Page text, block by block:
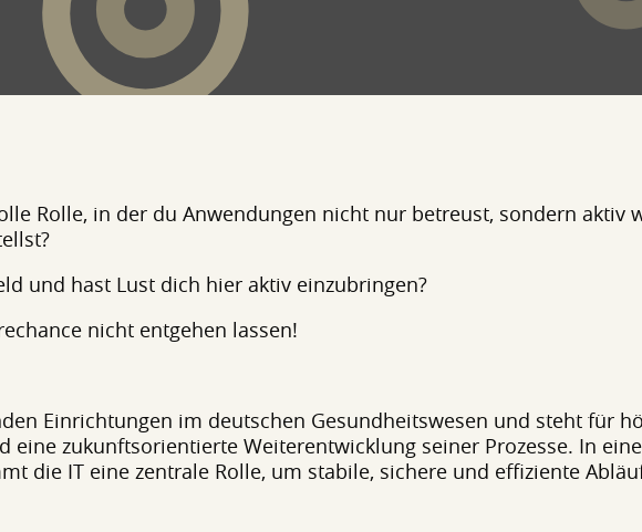
Rolle, in der du Anwendungen nicht nur betreust, sondern aktiv
und hast Lust dich hier aktiv einzubringen?
nicht entgehen lassen!
Einrichtungen im deutschen Gesundheitswesen und steht für
eine zukunftsorientierte Weiterentwicklung seiner Prozesse. In
die IT eine zentrale Rolle, um stabile, sichere und effiziente